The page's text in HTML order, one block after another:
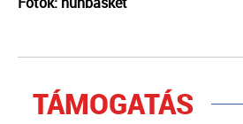
TÁMOGATÁS